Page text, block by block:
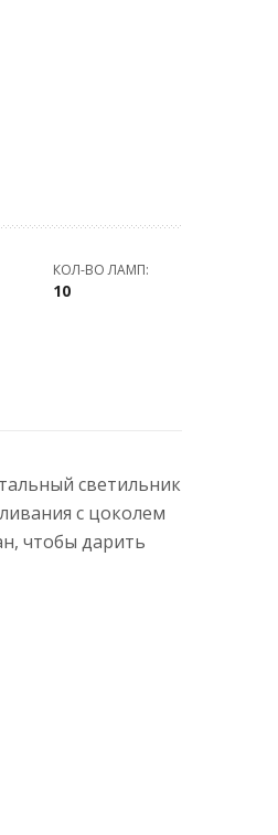
КОЛ-ВО ЛАМП:
10
светильник
с цоколем
чтобы дарить